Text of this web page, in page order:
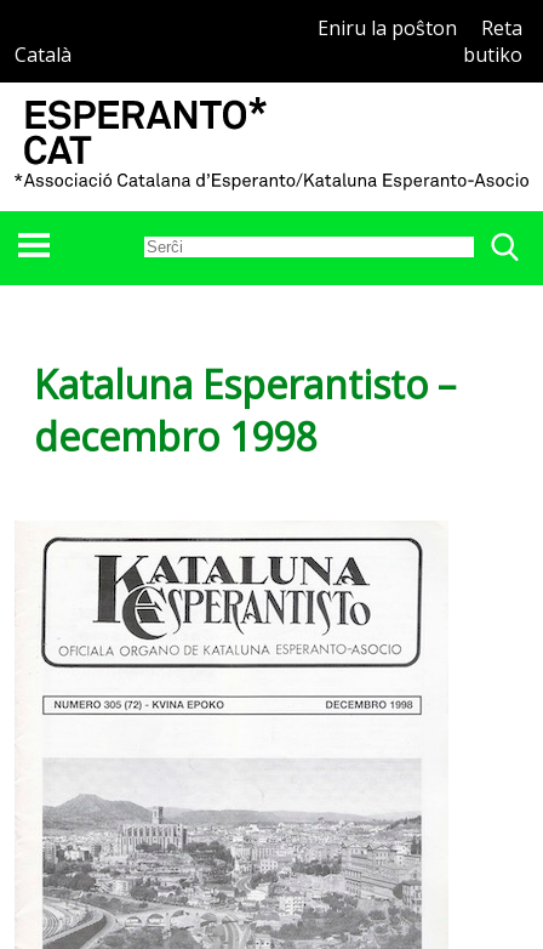
Català
Eniru la poŝton
Reta
butiko
Kataluna Esperantisto –
decembro 1998